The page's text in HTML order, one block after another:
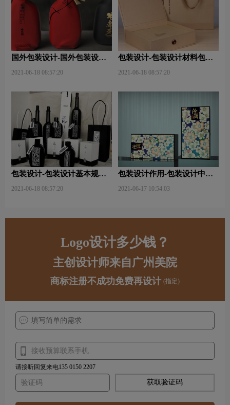
国外包装设计-国外包装设计
2021-06-18 08:57:20
包装设计-包装设计材料包含
2021-06-18 08:57:20
包装设计-包装设计基本规律
2021-06-18 08:57:20
包装设计作用-包装设计中文
2021-06-17 10:54:03
Logo设计多少钱？
主创设计师来自广州美院
商标注册不成功免费再设计 (指定)
请接听回复来电135 0150 2207
获取验证码